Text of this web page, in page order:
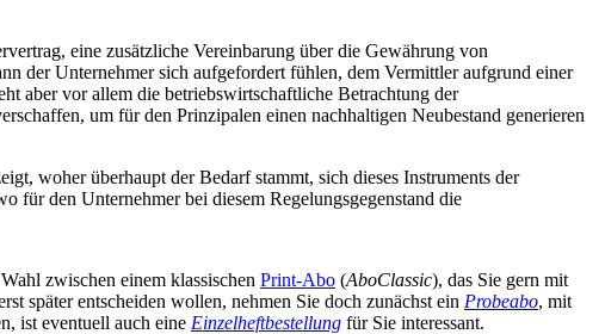
eine zusätzliche Vereinbarung über die Gewährung von
der Unternehmer sich aufgefordert fühlen, dem Vermittler aufgrund einer
aber vor allem die betriebswirtschaftliche Betrachtung der
um für den Prinzipalen einen nachhaltigen Neubestand generieren
woher überhaupt der Bedarf stammt, sich dieses Instruments der
den Unternehmer bei diesem Regelungsgegenstand die
zwischen einem klassischen Print-Abo (AboClassic), das Sie gern mit
später entscheiden wollen, nehmen Sie doch zunächst ein Probeabo, mit
ist eventuell auch eine Einzelheftbestellung für Sie interessant.